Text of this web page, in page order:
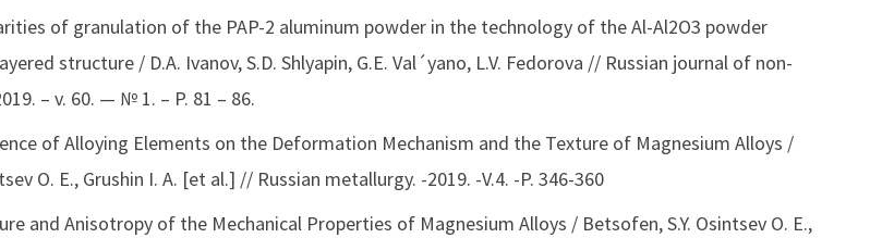
of granulation of the PAP-2 aluminum powder in the technology of the Al-Al2O3 powder
structure / D.A. Ivanov, S.D. Shlyapin, G.E. Val´yano, L.V. Fedorova // Russian journal of non-
– v. 60. — № 1. – P. 81 – 86.
of Alloying Elements on the Deformation Mechanism and the Texture of Magnesium Alloys /
O. E., Grushin I. A. [et al.] // Russian metallurgy. -2019. -V.4. -P. 346-360
and Anisotropy of the Mechanical Properties of Magnesium Alloys / Betsofen, S.Y. Osintsev O. E.,